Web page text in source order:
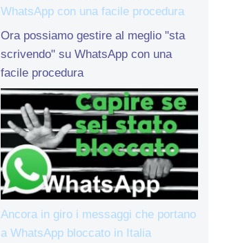
WhatsApp con una facile procedura
Ora possiamo gestire al meglio "sta
scrivendo" su WhatsApp con una
facile procedura
Ancora in giro i messaggi che portano
a WhatsApp bloccato in Italia